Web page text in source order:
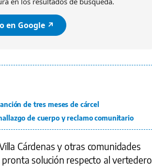
en Google ↗️
de tres meses de cárcel
de cuerpo y reclamo comunitario
Cárdenas y otras comunidades
solución respecto al vertedero.